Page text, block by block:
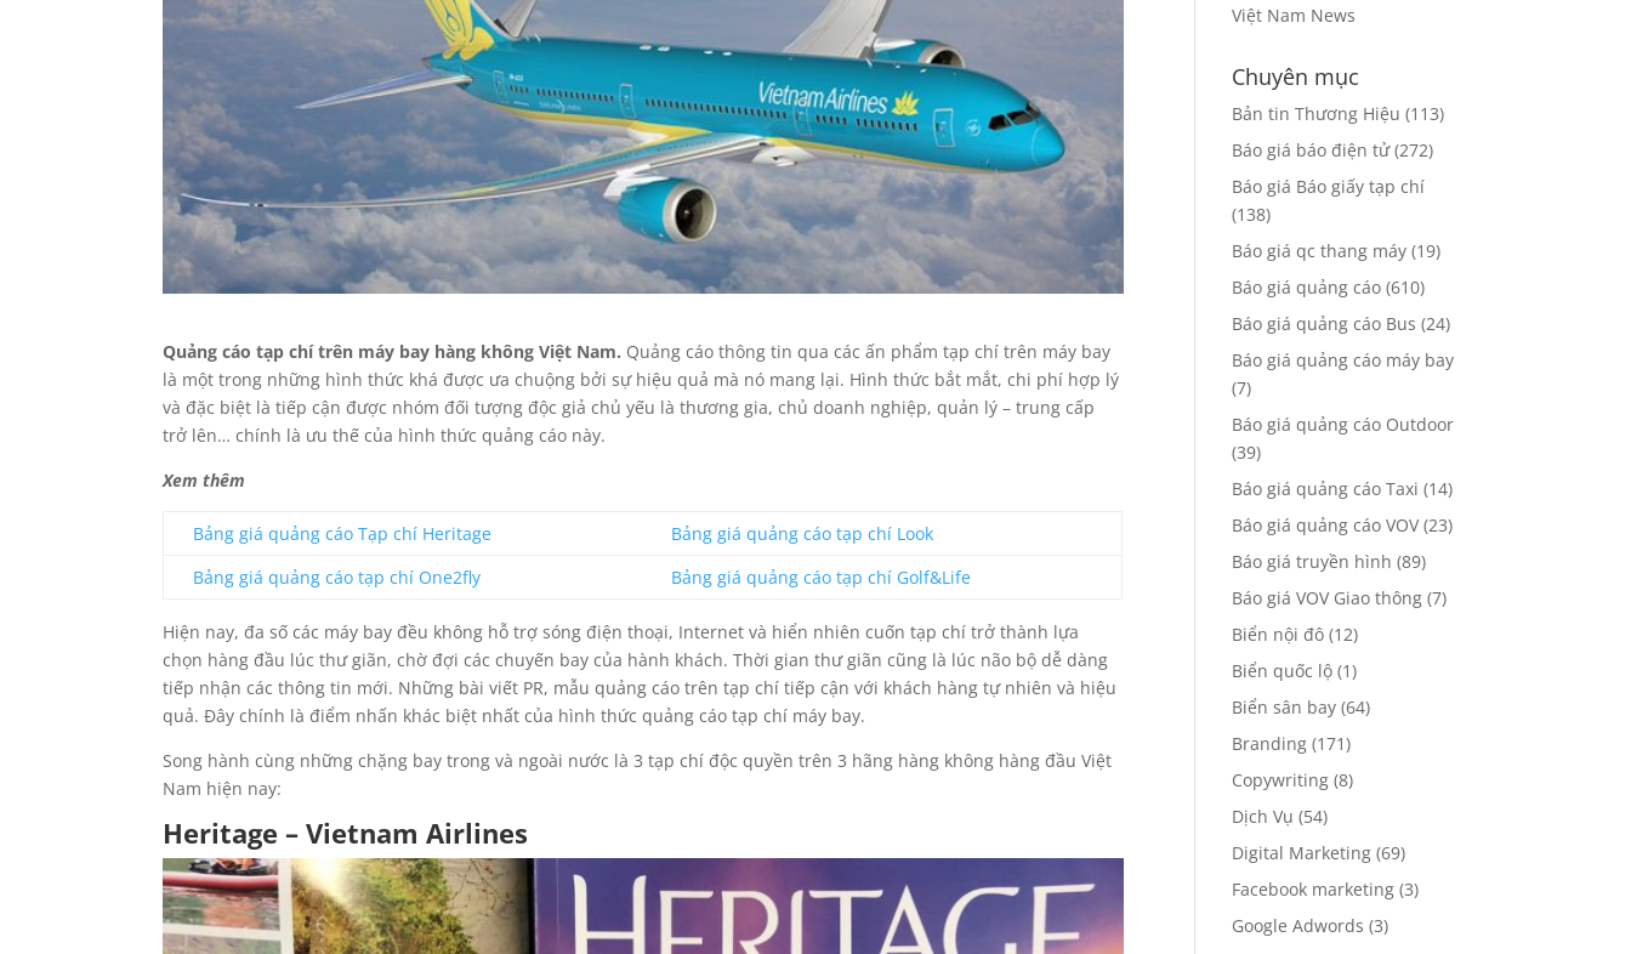
Quảng cáo tạp chí trên máy bay hàng không Việt Nam. Quảng cáo thông tin qua các ấn phẩm tạp chí trên máy bay
là một trong những hình thức khá được ưa chuộng bởi sự hiệu quả mà nó mang lại. Hình thức bắt mắt, chi phí hợp lý
và đặc biệt là tiếp cận được nhóm đối tượng độc giả chủ yếu là thương gia, chủ doanh nghiệp, quản lý – trung cấp
trở lên… chính là ưu thế của hình thức quảng cáo này.
Xem thêm
Bảng giá quảng cáo Tạp chí Heritage
Bảng giá quảng cáo tạp chí Look
Bảng giá quảng cáo tạp chí One2fly
Bảng giá quảng cáo tạp chí Golf&Life
Hiện nay, đa số các máy bay đều không hỗ trợ sóng điện thoại, Internet và hiển nhiên cuốn tạp chí trở thành lựa
chọn hàng đầu lúc thư giãn, chờ đợi các chuyến bay của hành khách. Thời gian thư giãn cũng là lúc não bộ dễ dàng
tiếp nhận các thông tin mới. Những bài viết PR, mẫu quảng cáo trên tạp chí tiếp cận với khách hàng tự nhiên và hiệu
quả. Đây chính là điểm nhấn khác biệt nhất của hình thức quảng cáo tạp chí máy bay.
Song hành cùng những chặng bay trong và ngoài nước là 3 tạp chí độc quyền trên 3 hãng hàng không hàng đầu Việt
Nam hiện nay:
Heritage – Vietnam Airlines
Việt Nam News
Chuyên mục
Bản tin Thương Hiệu (113)
Báo giá báo điện tử(272)
Báo giá Báo giấy tạp chí
(138)
Báo giá qc thang máy (19)
Báo giá quảng cáo (610)
Báo giá quảng cáo Bus (24)
Báo giá quảng cáo máy bay
(7)
Báo giá quảng cáo Outdoor
(39)
Báo giá quảng cáo Taxi (14)
Báo giá quảng cáo VOV(23)
Báo giá truyền hình (89)
Báo giá VOV Giao thông (7)
Biển nội đô (12)
Biển quốc lộ (1)
Biển sân bay (64)
Branding (171)
Copywriting (8)
Dịch Vụ (54)
Digital Marketing (69)
Facebook marketing (3)
Google Adwords (3)